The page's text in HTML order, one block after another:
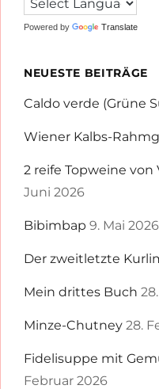
Powered by Translate
NEUESTE BEITRÄGE
Caldo verde (Grüne
Wiener Kalbs-
2 reife Topweine von
Juni 2026
Bibimbap 9. Mai 2026
Der zweitletzte
Mein drittes Buch
Minze-Chutney 28.
Fidelisuppe mit
Februar 2026